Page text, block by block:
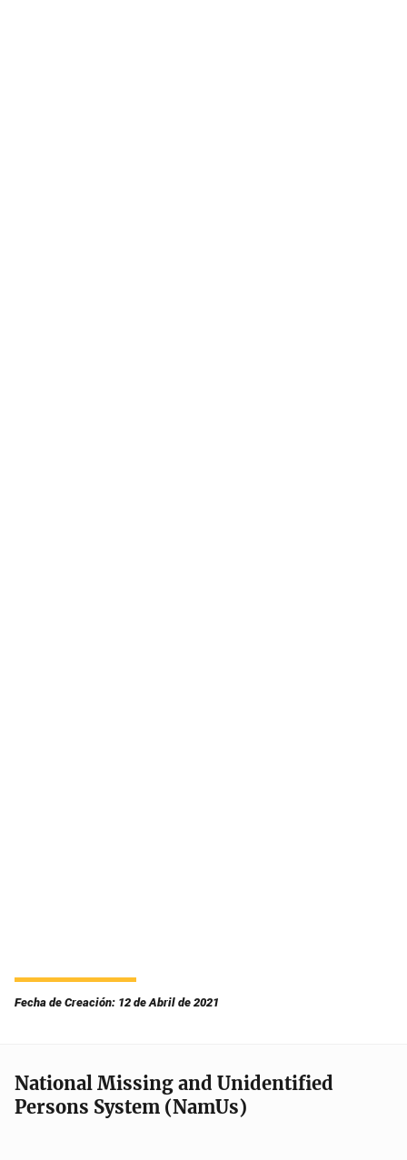
Fecha de Creación: 12 de Abril de 2021
National Missing and Unidentified
Persons System (NamUs)